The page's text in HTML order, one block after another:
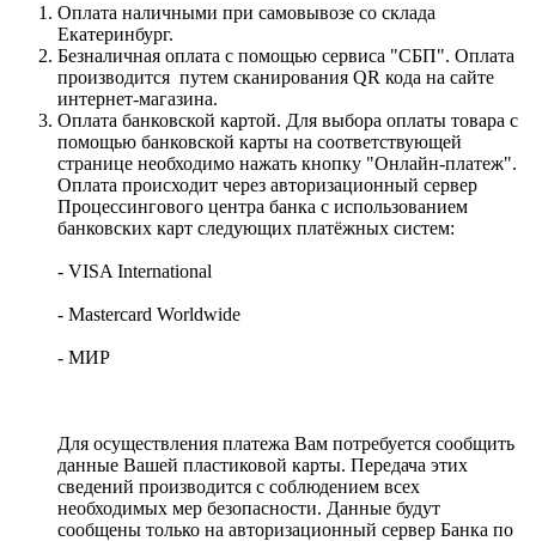
Оплата наличными при самовывозе со склада
Екатеринбург.
Безналичная оплата с помощью сервиса "СБП". Оплата
производится путем сканирования QR кода на сайте
интернет-магазина.
Оплата банковской картой. Для выбора оплаты товара с
помощью банковской карты на соответствующей
странице необходимо нажать кнопку "Онлайн-платеж".
Оплата происходит через авторизационный сервер
Процессингового центра банка с использованием
банковских карт следующих платёжных систем:
- VISA International
- Mastercard Worldwide
- МИР
Для осуществления платежа Вам потребуется сообщить
данные Вашей пластиковой карты. Передача этих
сведений производится с соблюдением всех
необходимых мер безопасности. Данные будут
сообщены только на авторизационный сервер Банка по